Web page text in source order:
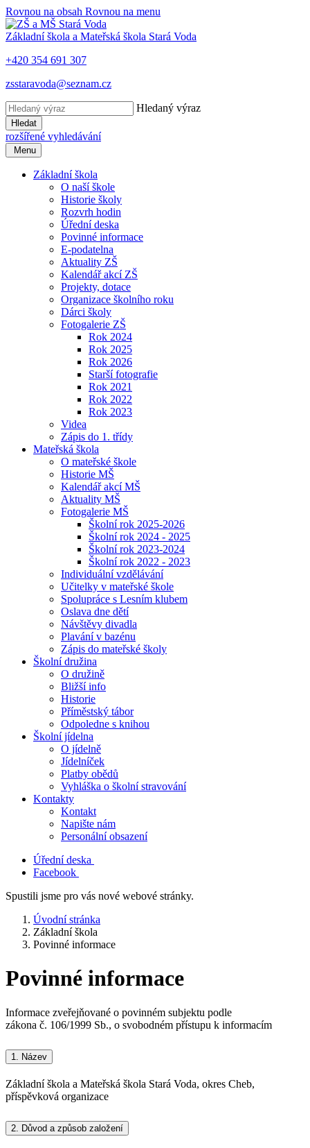
Rovnou na obsah Rovnou na menu
Základní škola a Mateřská škola Stará Voda
+420 354 691 307
zsstaravoda@seznam.cz
Hledaný výraz
Hledat
rozšířené vyhledávání
Menu
Základní škola
O naší škole
Historie školy
Rozvrh hodin
Úřední deska
Povinné informace
E-podatelna
Aktuality ZŠ
Kalendář akcí ZŠ
Projekty, dotace
Organizace školního roku
Dárci školy
Fotogalerie ZŠ
Rok 2024
Rok 2025
Rok 2026
Starší fotografie
Rok 2021
Rok 2022
Rok 2023
Videa
Zápis do 1. třídy
Mateřská škola
O mateřské škole
Historie MŠ
Kalendář akcí MŠ
Aktuality MŠ
Fotogalerie MŠ
Školní rok 2025-2026
Školní rok 2024 - 2025
Školní rok 2023-2024
Školní rok 2022 - 2023
Individuální vzdělávání
Učitelky v mateřské škole
Spolupráce s Lesním klubem
Oslava dne dětí
Návštěvy divadla
Plavání v bazénu
Zápis do mateřské školy
Školní družina
O družině
Bližší info
Historie
Příměstský tábor
Odpoledne s knihou
Školní jídelna
O jídelně
Jídelníček
Platby obědů
Vyhláška o školní stravování
Kontakty
Kontakt
Napište nám
Personální obsazení
Úřední deska
Facebook
Spustili jsme pro vás nové webové stránky.
Úvodní stránka
Základní škola
Povinné informace
Povinné informace
Informace zveřejňované o povinném subjektu podle
zákona č. 106/1999 Sb., o svobodném přístupu k informacím
1. Název
Základní škola a Mateřská škola Stará Voda, okres Cheb,
příspěvková organizace
2. Důvod a způsob založení